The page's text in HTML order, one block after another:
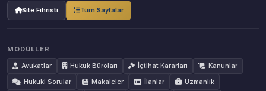
Site Fihristi Tüm Sayfalar
MODÜLLER
Avukatlar
Hukuk Büroları İçtihat Kararları
Kanunlar
Hukuki Sorular
Makaleler İlanlar
Uzmanlık